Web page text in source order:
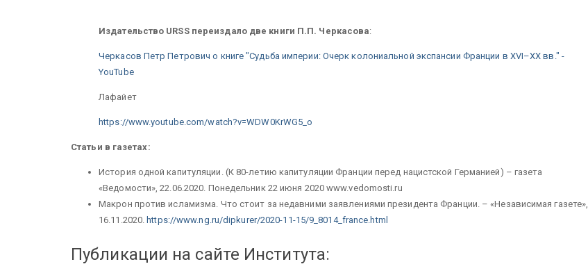
Издательство URSS переиздало две книги П.П. Черкасова:
Черкасов Петр Петрович о книге "Судьба империи: Очерк колониальной экспансии Франции в XVI–XX вв." -
YouTube
Лафайет
https://www.youtube.com/watch?v=WDW0KrWG5_o
Статьи в газетах:
История одной капитуляции. (К 80-летию капитуляции Франции перед нацистской Германией) – газета
«Ведомости», 22.06.2020. Понедельник 22 июня 2020 www.vedomosti.ru
Макрон против исламизма. Что стоит за недавними заявлениями президента Франции. – «Независимая газете»,
16.11.2020. https://www.ng.ru/dipkurer/2020-11-15/9_8014_france.html
Публикации на сайте Института: